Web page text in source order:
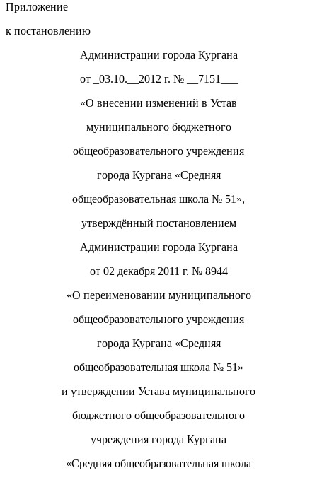
Приложение
к постановлению
Администрации города Кургана
от _03.10.__2012 г. № __7151___
«О внесении изменений в Устав
муниципального бюджетного
общеобразовательного учреждения
города Кургана «Средняя
общеобразовательная школа № 51»,
утверждённый постановлением
Администрации города Кургана
от 02 декабря 2011 г. № 8944
«О переименовании муниципального
общеобразовательного учреждения
города Кургана «Средняя
общеобразовательная школа № 51»
и утверждении Устава муниципального
бюджетного общеобразовательного
учреждения города Кургана
«Средняя общеобразовательная школа